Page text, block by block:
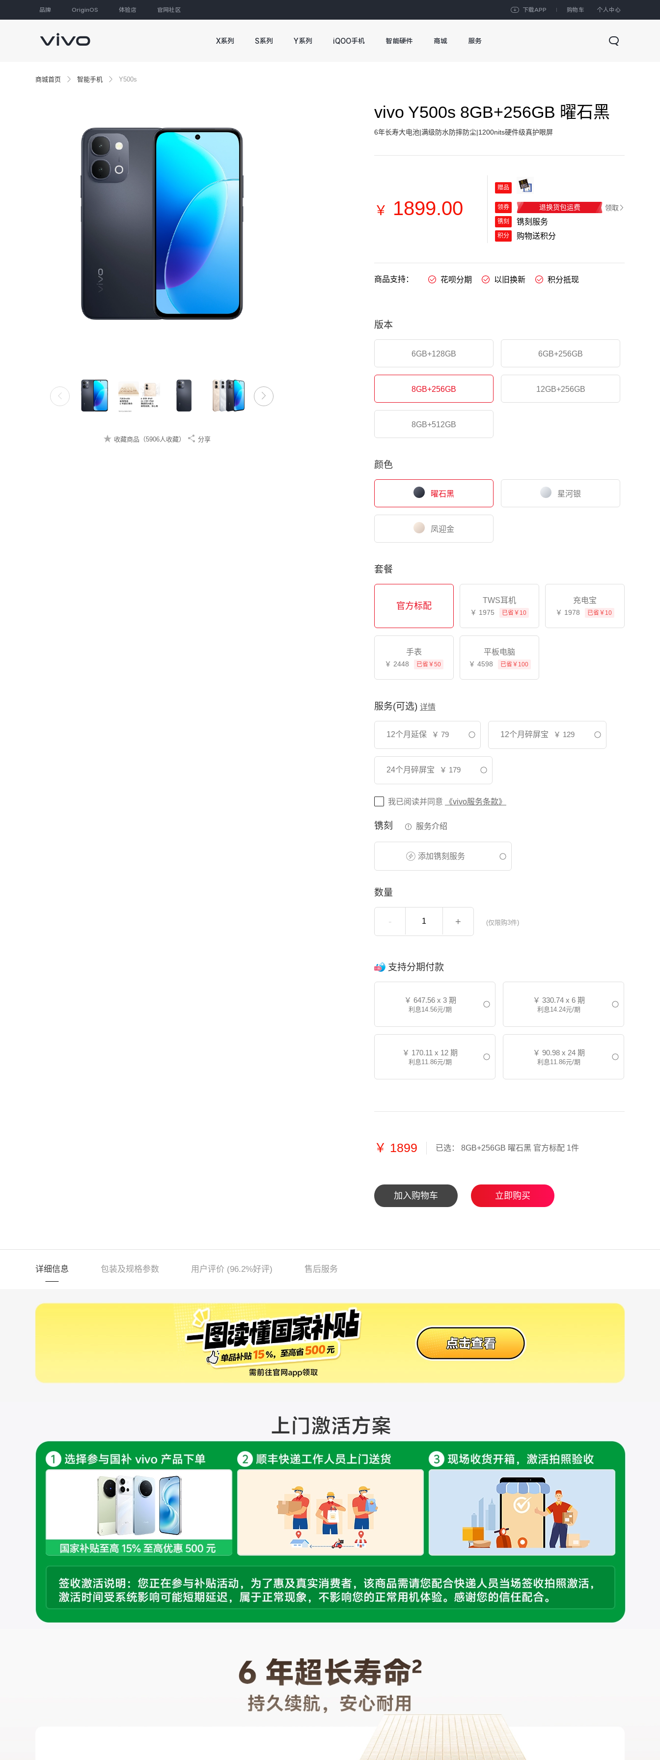
品牌 OriginOS 体验店 官网社区 下载APP 购物车 个人中心
X系列 S系列 Y系列 iQOO手机 智能硬件 商城 服务
商城首页 智能手机 Y500s
收藏商品（5906人收藏） 分享
vivo Y500s 8GB+256GB 曜石黑
6年长寿大电池|满级防水防摔防尘|1200nits硬件级真护眼屏
￥ 1899.00
赠品
领券 退换货包运费 领取
镌刻 镌刻服务
积分 购物送积分
商品支持： 花呗分期 以旧换新 积分抵现
版本
6GB+128GB 6GB+256GB
8GB+256GB 12GB+256GB
8GB+512GB
颜色
曜石黑 星河银
凤迎金
套餐
官方标配
TWS耳机
￥ 1975 已省￥10
充电宝
￥ 1978 已省￥10
手表
￥ 2448 已省￥50
平板电脑
￥ 4598 已省￥100
服务(可选) 详情
12个月延保 ￥ 79 12个月碎屏宝 ￥ 129
24个月碎屏宝 ￥ 179
我已阅读并同意 《vivo服务条款》
镌刻 服务介绍
添加镌刻服务
数量
- + (仅限购3件)
支持分期付款
￥ 647.56 x 3 期
利息14.56元/期
￥ 330.74 x 6 期
利息14.24元/期
￥ 170.11 x 12 期
利息11.86元/期
￥ 90.98 x 24 期
利息11.86元/期
￥ 1899 已选： 8GB+256GB 曜石黑 官方标配 1件
加入购物车 立即购买
详细信息 包装及规格参数 用户评价 (96.2%好评) 售后服务